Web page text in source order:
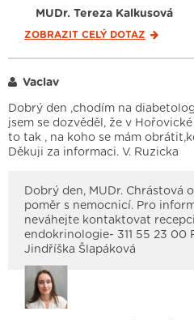
MUDr. Tereza Kalkusová
ZOBRAZIT CELÝ DOTAZ
Vaclav
Dobrý den ,chodím na
jsem se dozvěděl, že v
to tak , na koho se mám
Děkuji za informaci. V. Ruzicka
Dobrý den, MUDr. Chrástová
poměr s nemocnicí. Pro
neváhejte kontaktovat
endokrinologie- 311 55 23 00
Jindříška Šlapáková